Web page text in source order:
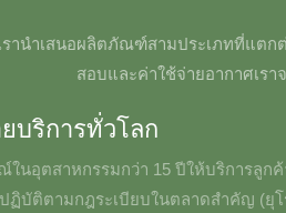
รานำเสนอผลิตภัณฑ์สามประเภทที่แตก
สอบและค่าใช้จ่ายอากาศเรา
บริการทั่วโลก
ในอุตสาหกรรมกว่า 15 ปีให้บริการลูก
ฏิบัติตามกฎระเบียบในตลาดสำคัญ (ยุโ